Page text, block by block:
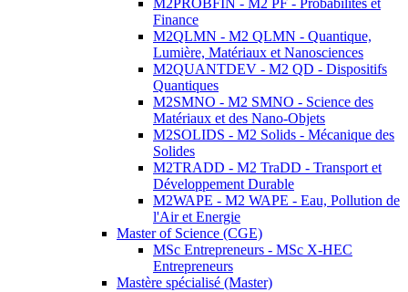
M2PROBFIN - M2 PF - Probabilités et
Finance
M2QLMN - M2 QLMN - Quantique,
Lumière, Matériaux et Nanosciences
M2QUANTDEV - M2 QD - Dispositifs
Quantiques
M2SMNO - M2 SMNO - Science des
Matériaux et des Nano-Objets
M2SOLIDS - M2 Solids - Mécanique des
Solides
M2TRADD - M2 TraDD - Transport et
Développement Durable
M2WAPE - M2 WAPE - Eau, Pollution de
l'Air et Energie
Master of Science (CGE)
MSc Entrepreneurs - MSc X-HEC
Entrepreneurs
Mastère spécialisé (Master)